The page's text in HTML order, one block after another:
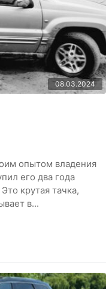
08.03.2024
опытом владения
его два года
крутая тачка,
в...